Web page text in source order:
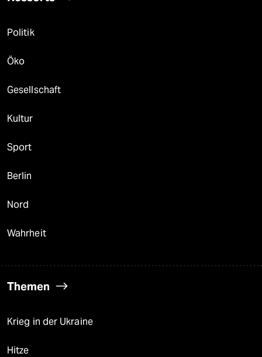
Politik
Öko
Gesellschaft
Kultur
Sport
Berlin
Nord
Wahrheit
Themen
Krieg in der Ukraine
Hitze